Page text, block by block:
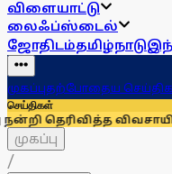
விளையாட்டு
லைஃப்ஸ்டைல்
ஜோதிடம்தமிழ்நாடு
முகப்புதற்போதைய
செய்திகள்
விவசாயிகள்!நாங்கள்
முகப்பு
/